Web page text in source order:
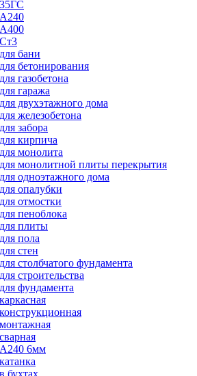
бани
бетонирования
газобетона
гаража
двухэтажного дома
железобетона
забора
кирпича
монолита
монолитной плиты перекрытия
одноэтажного дома
опалубки
отмостки
пеноблока
плиты
пола
стен
столбчатого фундамента
строительства
фундамента
6мм
бухтах